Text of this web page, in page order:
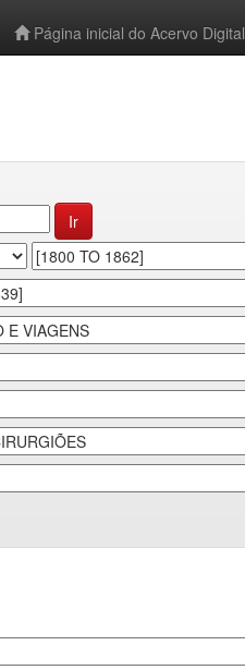
Página inicial do Acervo Digital